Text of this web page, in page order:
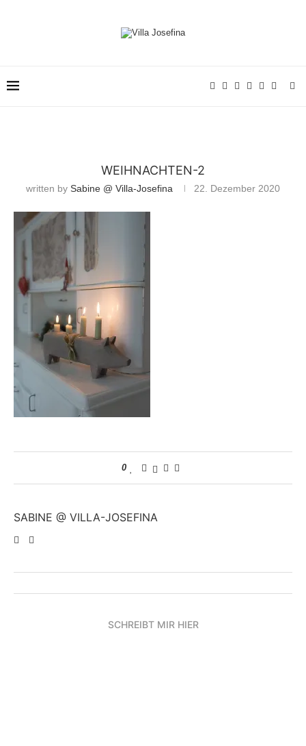
WEIHNACHTEN-2
written by Sabine @ Villa-Josefina 22. Dezember 2020
0
SABINE @ VILLA-JOSEFINA
SCHREIBT MIR HIER